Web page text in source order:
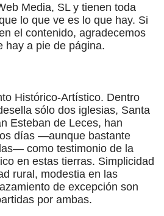
Media, SL y tienen toda
lo que ve es lo que hay. Si
el contenido, agradecemos
hay a pie de página.
Histórico-Artístico. Dentro
sólo dos iglesias, Santa
Esteban de Leces, han
días —aunque bastante
como testimonio de la
en estas tierras. Simplicidad
rural, modestia en las
de excepción son
por ambas.